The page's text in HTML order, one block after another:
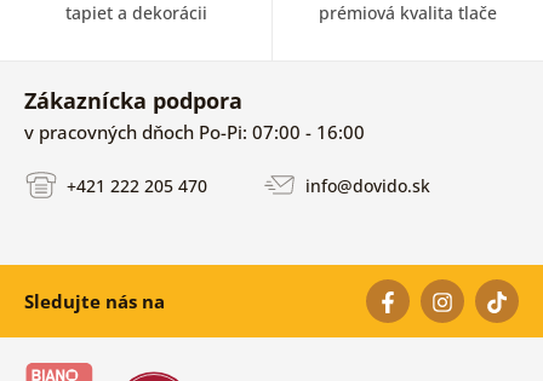
tapiet a dekorácii prémiová kvalita tlače
Zákaznícka podpora
v pracovných dňoch Po-Pi: 07:00 - 16:00
+421 222 205 470 info@dovido.sk
Sledujte nás na